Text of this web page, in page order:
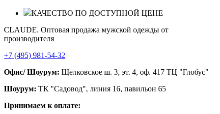
КАЧЕСТВО ПО ДОСТУПНОЙ ЦЕНЕ
CLAUDE. Оптовая продажа мужской одежды от
производителя
+7 (495) 981-54-32
Офис/ Шоурум: Щелковское ш. 3, эт. 4, оф. 417 ТЦ "Глобус"
Шоурум: ТК "Садовод", линия 16, павильон 65
Принимаем к оплате: